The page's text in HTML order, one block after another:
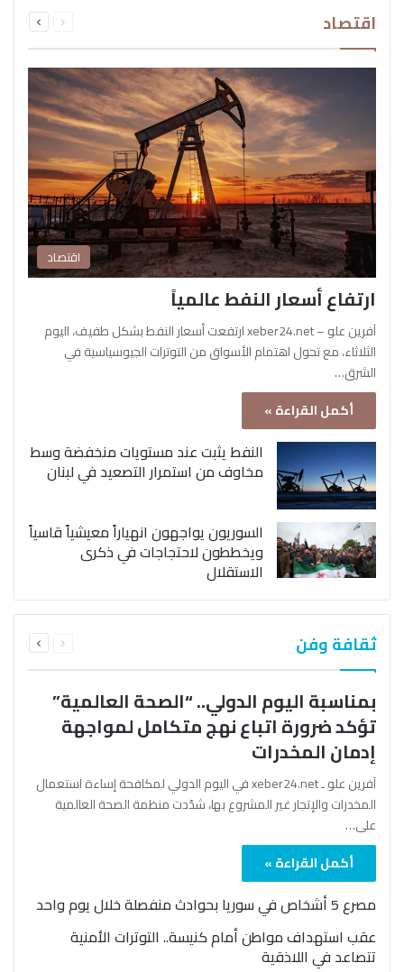
اقتصاد الصفحةالصفحة
اقتصاد
ارتفاع أسعار النفط عالمياً
آفرين علو – xeber24.net ارتفعت أسعار النفط بشكل طفيف، اليوم
الثلاثاء، مع تحول اهتمام الأسواق من التوترات الجيوسياسية في
الشرق…
أكمل القراءة »
النفط يثبت عند مستويات منخفضة وسط
مخاوف من استمرار التصعيد في لبنان
السوريون يواجهون انهياراً معيشياً قاسياً
ويخططون لاحتجاجات في ذكرى
الاستقلال
ثقافة وفن الصفحةالصفحة
بمناسبة اليوم الدولي.. “الصحة العالمية”
تؤكد ضرورة اتباع نهج متكامل لمواجهة
إدمان المخدرات
آفرين علو ـ xeber24.net في اليوم الدولي لمكافحة إساءة استعمال
المخدرات والإتجار غير المشروع بها، شدّدت منظمة الصحة العالمية
على…
أكمل القراءة »
مصرع 5 أشخاص في سوريا بحوادث منفصلة خلال يوم واحد
عقب استهداف مواطن أمام كنيسة.. التوترات الأمنية
تتصاعد في اللاذقية